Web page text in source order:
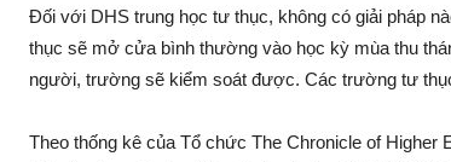
Ðối với DHS trung học tư thục, không có giải pháp
thục sẽ mở cửa bình thường vào học kỳ mùa thu
người, trường sẽ kiểm soát được. Các trường tư
Theo thống kê của Tổ chức The Chronicle of